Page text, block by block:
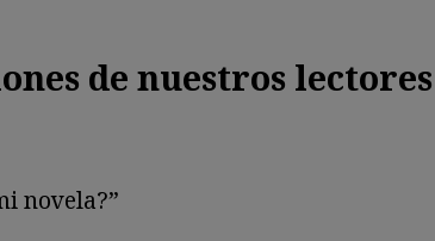
de nuestros lectores
novela?”